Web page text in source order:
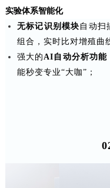
实验体系智能化
无标记识别模块 自动扫
组合，实时比对增殖曲
强大的AI自动分析功能
能秒变专业“大咖”；